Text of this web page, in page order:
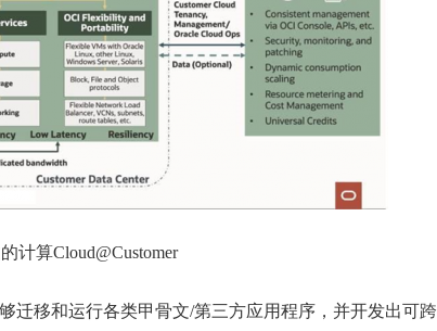
计算Cloud@Customer
移和运行各类甲骨文/第三方应用程序，并开发出可跨